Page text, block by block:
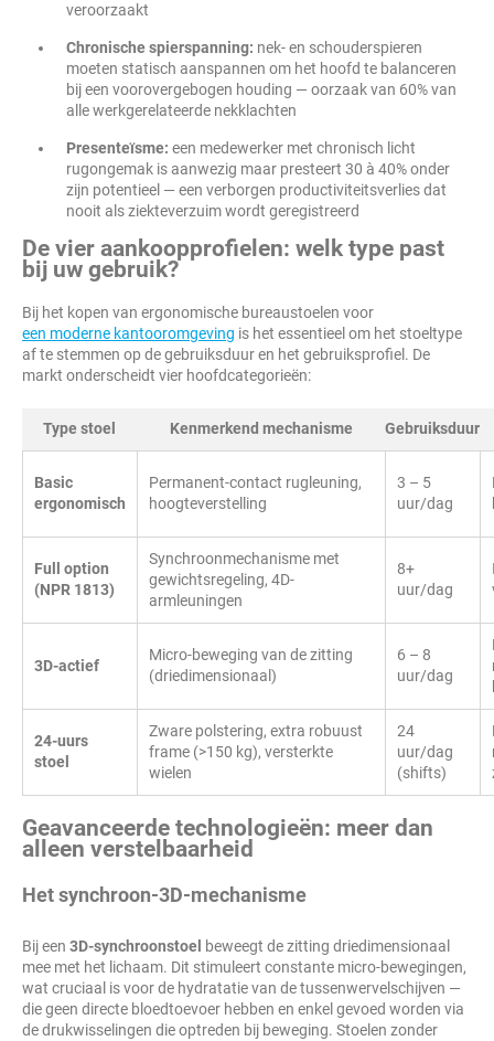
veroorzaakt
Chronische spierspanning: nek- en schouderspieren
moeten statisch aanspannen om het hoofd te balanceren
bij een voorovergebogen houding — oorzaak van 60% van
alle werkgerelateerde nekklachten
Presenteïsme: een medewerker met chronisch licht
rugongemak is aanwezig maar presteert 30 à 40% onder
zijn potentieel — een verborgen productiviteitsverlies dat
nooit als ziekteverzuim wordt geregistreerd
De vier aankoopprofielen: welk type past
bij uw gebruik?
Bij het kopen van ergonomische bureaustoelen voor
een moderne kantooromgeving is het essentieel om het stoeltype
af te stemmen op de gebruiksduur en het gebruiksprofiel. De
markt onderscheidt vier hoofdcategorieën:
Type stoel Kenmerkend mechanisme Gebruiksduur
Basic
ergonomisch
Permanent-contact rugleuning,
hoogteverstelling
3 – 5
uur/dag
Full option
(NPR 1813)
Synchroonmechanisme met
gewichtsregeling, 4D-
armleuningen
8+
uur/dag
3D-actief
Micro-beweging van de zitting
(driedimensionaal)
6 – 8
uur/dag
24-uurs
stoel
Zware polstering, extra robuust
frame (>150 kg), versterkte
wielen
24
uur/dag
(shifts)
Geavanceerde technologieën: meer dan
alleen verstelbaarheid
Het synchroon-3D-mechanisme
Bij een 3D-synchroonstoel beweegt de zitting driedimensionaal
mee met het lichaam. Dit stimuleert constante micro-bewegingen,
wat cruciaal is voor de hydratatie van de tussenwervelschijven —
die geen directe bloedtoevoer hebben en enkel gevoed worden via
de drukwisselingen die optreden bij beweging. Stoelen zonder